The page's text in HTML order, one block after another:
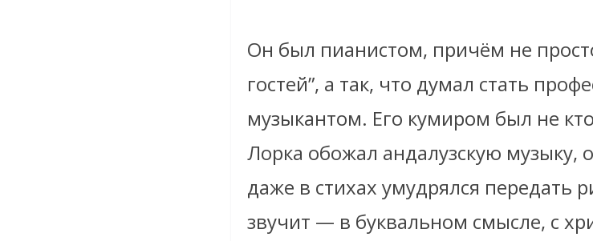
Он был пианистом, причём не
гостей”, а так, что думал стать
музыкантом. Его кумиром был не
Лорка обожал андалузскую музыку,
даже в стихах умудрялся передать
звучит — в буквальном смысле, с